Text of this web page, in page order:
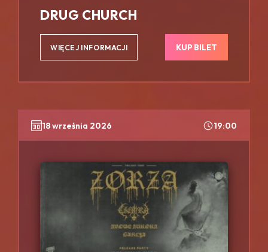
DRUG CHURCH
WIĘCEJ INFORMACJI KUP BILET
18 września 2026 19:00